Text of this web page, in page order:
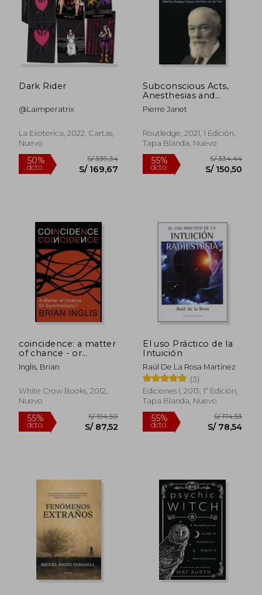
Dark Rider
@Laimperatrix
La Exoterica, 2022, Cartas,
Nuevo
50%
dcto.
S/ 339,34
S/ 169,67
Subconscious Acts,
Anesthesias and
Psychological
Disaggregation in
Automatism: Partial
Automatism: 2 (en
Pierre Janet
Routledge, 2021, 1 Edición,
Tapa Blanda, Nuevo
55%
dcto.
coincidence: a matter
of chance - or
synchronicity? (en
Inglés)
Inglis, Brian
White Crow Books, 2012,
Nuevo
55%
dcto. S/ 87,52
El uso Práctico de la
Intuición
Raúl De La Rosa Martínez
(3)
Ediciones I, 2013, 1ª Edición,
Tapa Blanda, Nuevo
55%
dcto.